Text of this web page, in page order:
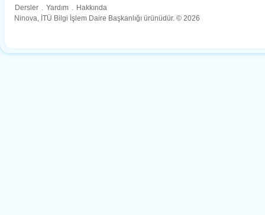
Dersler . Yardım . Hakkında
Ninova, İTÜ Bilgi İşlem Daire Başkanlığı ürünüdür. © 2026